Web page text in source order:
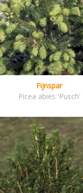
Fijnspar
Picea abies 'Pusch'